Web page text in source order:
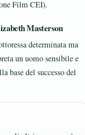
Film CEI).
Masterson
determinata ma
un uomo sensibile e
base del successo del